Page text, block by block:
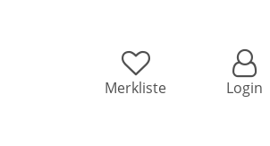
Merkliste Login